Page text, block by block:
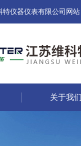
仪器仪表有限公司网站
关于我们